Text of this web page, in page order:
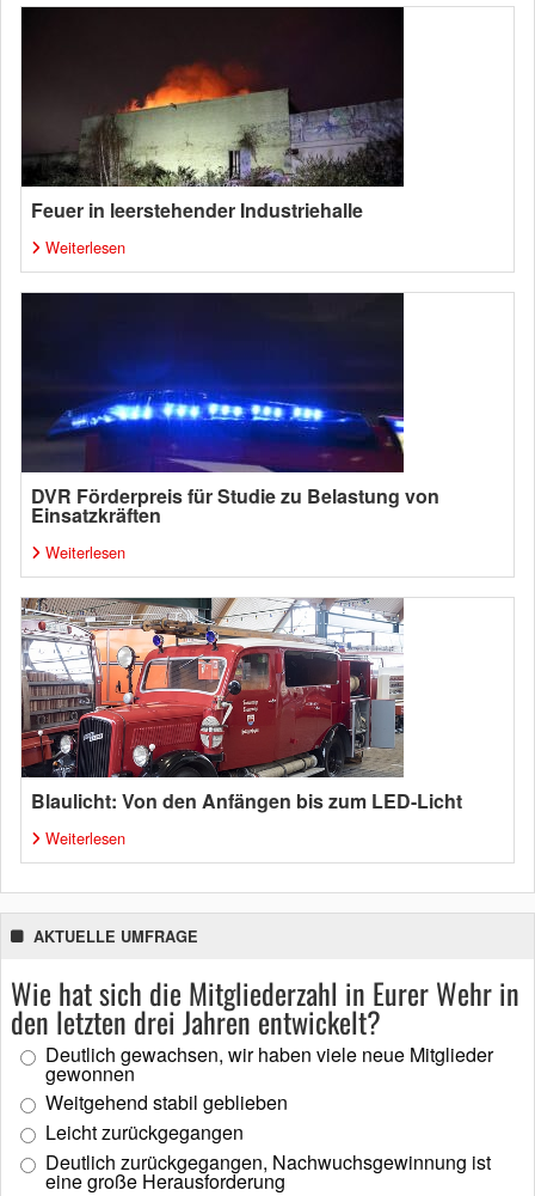
Feuer in leerstehender Industriehalle
Weiterlesen
DVR Förderpreis für Studie zu Belastung von
Einsatzkräften
Weiterlesen
Blaulicht: Von den Anfängen bis zum LED-Licht
Weiterlesen
AKTUELLE UMFRAGE
Wie hat sich die Mitgliederzahl in Eurer Wehr in
den letzten drei Jahren entwickelt?
Deutlich gewachsen, wir haben viele neue Mitglieder
gewonnen
Weitgehend stabil geblieben
Leicht zurückgegangen
Deutlich zurückgegangen, Nachwuchsgewinnung ist
eine große Herausforderung